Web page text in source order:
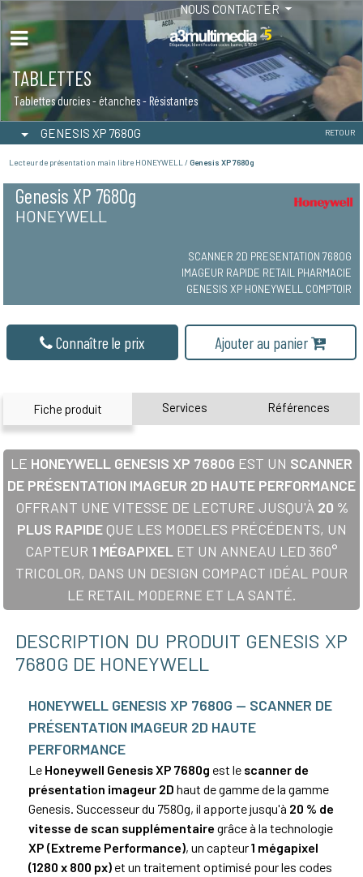
NOUS CONTACTER
TABLETTES
Tablettes durcies - étanches - Résistantes
GENESIS XP 7680G RETOUR
Lecteur de présentation main libre HONEYWELL / Genesis XP 7680g
Genesis XP 7680g
HONEYWELL
SCANNER 2D PRESENTATION 7680G
IMAGEUR RAPIDE RETAIL PHARMACIE
GENESIS XP HONEYWELL COMPTOIR
Connaître le prix Ajouter au panier
Fiche produit Services Références
LE HONEYWELL GENESIS XP 7680G EST UN SCANNER
DE PRÉSENTATION IMAGEUR 2D HAUTE PERFORMANCE
OFFRANT UNE VITESSE DE LECTURE JUSQU'À 20 %
PLUS RAPIDEQUE LES MODELES PRÉCÉDENTS, UN
CAPTEUR 1 MÉGAPIXEL ET UN ANNEAU LED 360°
TRICOLOR, DANS UN DESIGN COMPACT IDÉAL POUR
LE RETAIL MODERNE ET LA SANTÉ.
DESCRIPTION DU PRODUIT GENESIS XP
7680G DE HONEYWELL
HONEYWELL GENESIS XP 7680G — SCANNER DE
PRÉSENTATION IMAGEUR 2D HAUTE
PERFORMANCE
Le Honeywell Genesis XP 7680g est le scanner de
présentation imageur 2D haut de gamme de la gamme
Genesis. Successeur du 7580g, il apporte jusqu'à 20 % de
vitesse de scan supplémentairegrâce à la technologie
XP (Extreme Performance), un capteur1 mégapixel
(1280 x 800 px) et un traitement optimisé pour les codes